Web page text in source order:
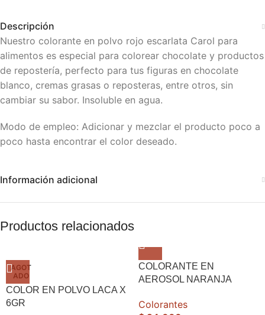
Descripción
Nuestro colorante en polvo rojo escarlata Carol para
alimentos es especial para colorear chocolate y productos
de repostería, perfecto para tus figuras en chocolate
blanco, cremas grasas o reposteras, entre otros, sin
cambiar su sabor. Insoluble en agua.
Modo de empleo: Adicionar y mezclar el producto poco a
poco hasta encontrar el color deseado.
Información adicional
Productos relacionados
AGOT
ADO
COLOR EN POLVO LACA X
6GR
COLORANTE EN
AEROSOL NARANJA
Colorantes